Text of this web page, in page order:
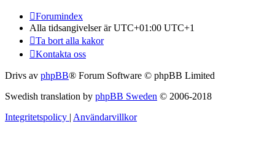
Forumindex
Alla tidsangivelser är UTC+01:00 UTC+1
Ta bort alla kakor
Kontakta oss
Drivs av phpBB® Forum Software © phpBB Limited
Swedish translation by phpBB Sweden © 2006-2018
Integritetspolicy | Användarvillkor